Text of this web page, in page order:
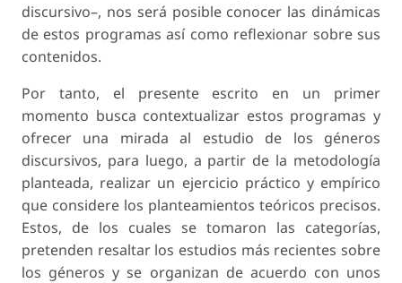
discursivo–, nos será posible conocer las dinámicas
de estos programas así como reflexionar sobre sus
contenidos.
Por tanto, el presente escrito en un primer
momento busca contextualizar estos programas y
ofrecer una mirada al estudio de los géneros
discursivos, para luego, a partir de la metodología
planteada, realizar un ejercicio práctico y empírico
que considere los planteamientos teóricos precisos.
Estos, de los cuales se tomaron las categorías,
pretenden resaltar los estudios más recientes sobre
los géneros y se organizan de acuerdo con unos